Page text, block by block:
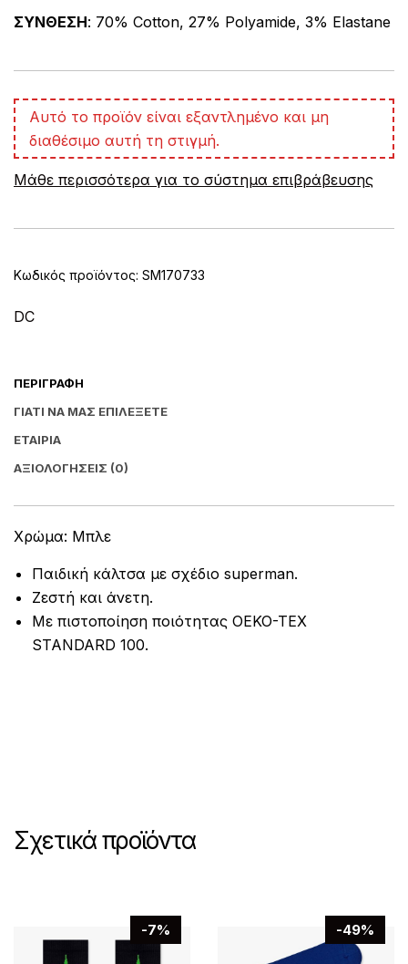
ΣΥΝΘΕΣΗ: 70% Cotton, 27% Polyamide, 3% Elastane
Αυτό το προϊόν είναι εξαντλημένο και μη
διαθέσιμο αυτή τη στιγμή.
Μάθε περισσότερα για το σύστημα επιβράβευσης
Κωδικός προϊόντος: SM170733
DC
ΠΕΡΙΓΡΑΦΉ
ΓΙΑΤΊ ΝΑ ΜΑΣ ΕΠΙΛΈΞΕΤΕ
ΕΤΑΙΡΊΑ
ΑΞΙΟΛΟΓΉΣΕΙΣ (0)
Χρώμα: Μπλε
Παιδική κάλτσα με σχέδιο superman.
Ζεστή και άνετη.
Με πιστοποίηση ποιότητας OEKO-TEX
STANDARD 100.
Σχετικά προϊόντα
-7% -49%